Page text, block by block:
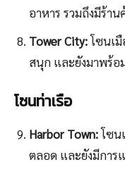
อาหาร รวมถึงมีร้า
Tower City:โซนเ
สนุก และยังมาพร้อ
โซนท่าเรือ
Harbor Town:โซน
ตลอด และยังมีการ